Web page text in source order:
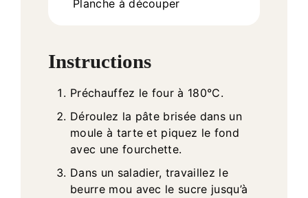
Planche à découper
Instructions
Préchauffez le four à 180°C.
Déroulez la pâte brisée dans un
moule à tarte et piquez le fond
avec une fourchette.
Dans un saladier, travaillez le
beurre mou avec le sucre jusqu’à